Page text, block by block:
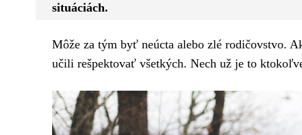
situáciách.
Môže za tým byť neúcta alebo zlé rodičovstvo.
učili rešpektovať všetkých. Nech už je to